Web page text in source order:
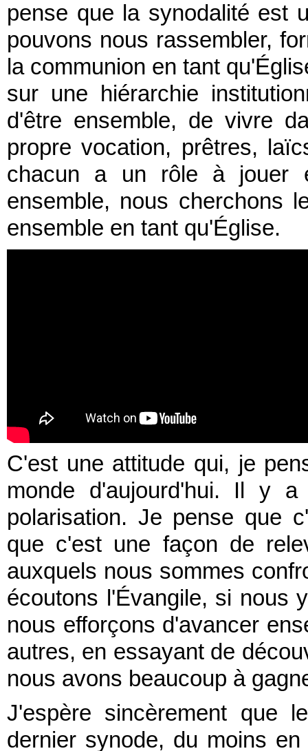
pense que la synodalité est
pouvons nous rassembler,
la communion en tant
sur une hiérarchie
d'être ensemble, de vivre
propre vocation, prêtres,
chacun a un rôle à jouer
ensemble, nous cherchons
ensemble en tant qu'Église.
C'est une attitude qui, je
monde d'aujourd'hui. Il y
polarisation. Je pense que
que c'est une façon de
auxquels nous sommes
écoutons l'Évangile, si nous
nous efforçons d'avancer
autres, en essayant de
nous avons beaucoup à
J'espère sincèrement que
dernier synode, du moins